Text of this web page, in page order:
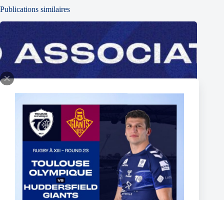
Publications similaires